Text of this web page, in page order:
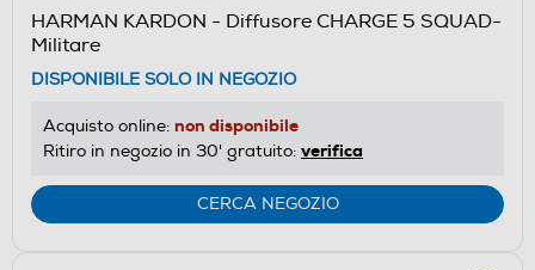
HARMAN KARDON - Diffusore CHARGE 5 SQUAD-
Militare
DISPONIBILE SOLO IN NEGOZIO
Acquisto online: non disponibile
Ritiro in negozio in 30' gratuito: verifica
CERCA NEGOZIO